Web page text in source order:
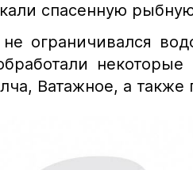
спасенную
ограничивался
Ватажное, а